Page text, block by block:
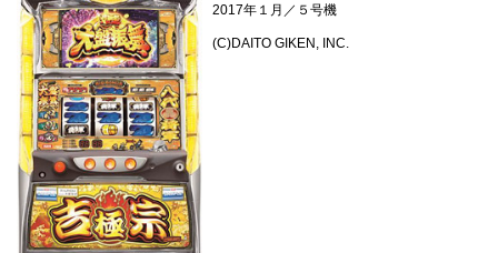
2017年１月／５号機
(C)DAITO GIKEN, INC.